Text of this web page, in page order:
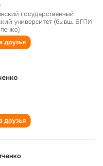
государственный
университет (бывш. БГПИ
друзья
друзья